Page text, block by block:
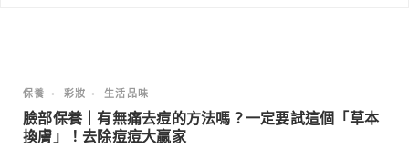
保養 • 彩妝 • 生活品味
臉部保養｜有無痛去痘的方法嗎？一定要試這個「草本
換膚」！去除痘痘大贏家